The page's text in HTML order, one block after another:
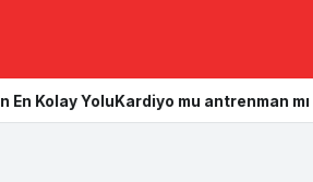
Kardiyo mu antrenman mı daha çok